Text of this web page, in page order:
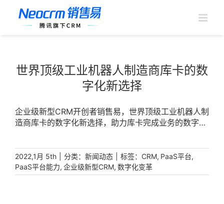
世界顶级工业机器人制造商库卡的数
字化新选择
企业级新型CRM开创者销售易，世界顶级工业机器人制
造商库卡的数字化新选择，助力库卡完成业务的数字化
布车间，实现车身连接技术100%自动化。这一幕幕出
现在我国的智能工厂中，我们在赞叹着机器人工作效率
高的同时，也享受着它们带给我们的便利。随着后疫情
2022,1月 5th 分类： 新闻动态 标签： CRM, PaaS平台,
PaaS平台能力, 企业级新型CRM, 数字化变革